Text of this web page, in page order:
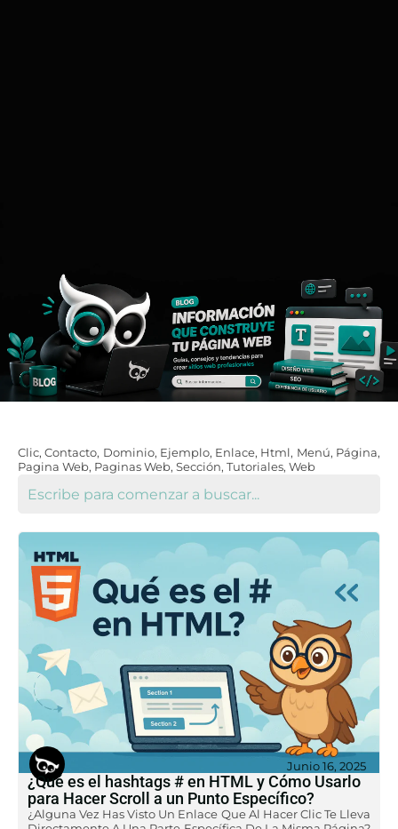
Clic,Contacto, Dominio, Ejemplo, Enlace, Html, Menú, Página,
Pagina Web, Paginas Web, Sección, Tutoriales, Web
Junio 16, 2025
¿Qué es el hashtags # en HTML y Cómo Usarlo
para Hacer Scroll a un Punto Específico?
¿Alguna Vez Has Visto Un Enlace Que Al Hacer Clic Te Lleva